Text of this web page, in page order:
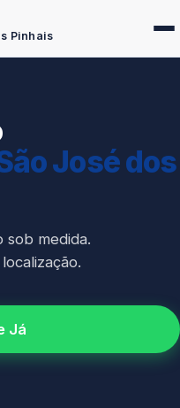
Pinhais
José dos
sob medida.
Já